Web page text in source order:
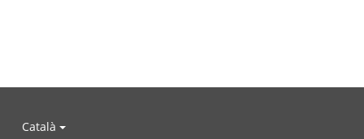
Català